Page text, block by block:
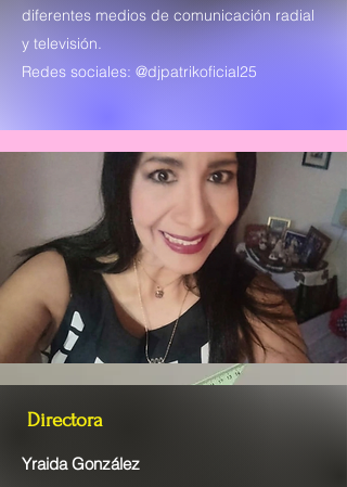
Directora
Yraida González
diferentes medios de comunicación radial
y televisión.
Redes sociales: @djpatrikoficial25